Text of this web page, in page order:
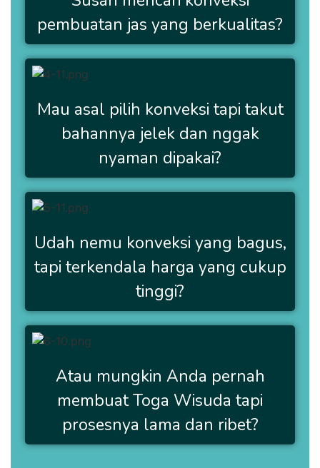
pembuatan jas yang berkualitas?
Mau asal pilih konveksi tapi takut
bahannya jelek dan nggak
nyaman dipakai?
Udah nemu konveksi yang bagus,
tapi terkendala harga yang cukup
tinggi?
Atau mungkin Anda pernah
membuat Toga Wisuda tapi
prosesnya lama dan ribet?